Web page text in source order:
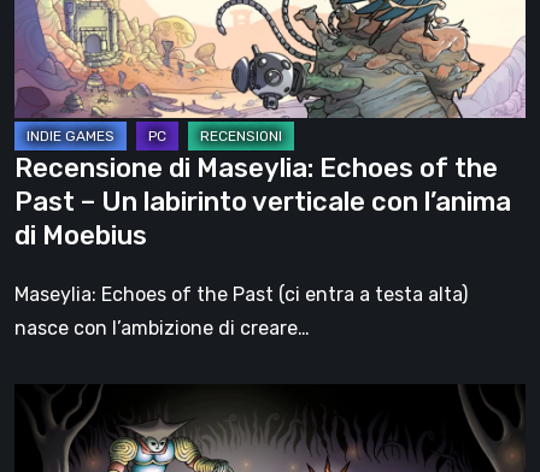
the
Past
–
Un
labirinto
verticale
con
l’anima
di
Recensione di Maseylia: Echoes of the
Past – Un labirinto verticale con l’anima
di Moebius
Maseylia: Echoes of the Past (ci entra a testa alta)
nasce con l’ambizione di creare…
Cesto